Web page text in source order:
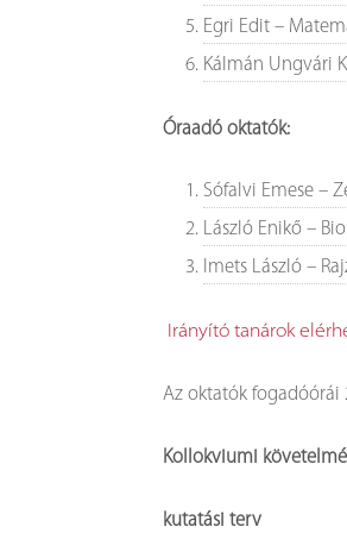
Egri Edit –
Kálmán Ungvári
Óraadó oktatók:
Sófalvi Emese –
László Enikő –
Imets László –
Irányító tanárok
Az oktatók fogadóórái
Kollokviumi
kutatási terv